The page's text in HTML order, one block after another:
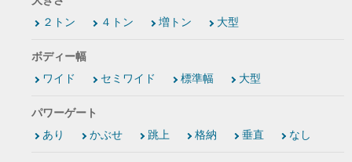
２トン
４トン 増トン 大型
ボディー幅
ワイド
セミワイド 標準幅 大型
パワーゲート
あり
かぶせ 跳上 格納 垂直 なし